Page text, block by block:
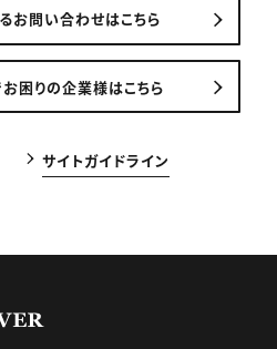
お問い合わせはこちら
お困りの企業様はこちら
サイトガイドライン